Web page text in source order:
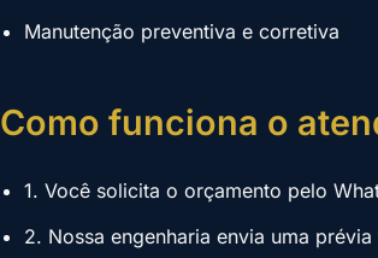
Manutenção preventiva e corretiva
Como funciona o
1. Você solicita o orçamento pelo
2. Nossa engenharia envia uma prévia